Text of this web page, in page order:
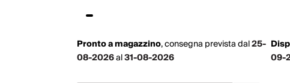
Pronto a magazzino,consegna prevista dal25-
08-2026al31-08-2026
09-